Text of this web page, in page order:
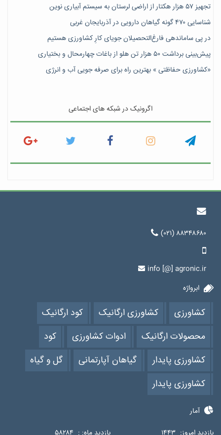
تجهیز ۵۷ هزار هکتار از اراضی لرستان به سیستم آبیاری نوین
شناسایی ۴۷٠ گونه گیاهان دارویی در آذربایجان غربی
در پی ساماندهی فارغ‌التحصیلان جویای کارِ کشاورزی هستیم
پیش‎‌بینی برداشت ۵۰ هزار تن هلو از باغات چهارمحال و بختیاری
«کشاورزی حفاظتی » بهترین راه برای صرفه جویی آب و انرژی
اگرونیک در شبکه های اجتماعی
(۰۲۱) ۸۸۳۴۸۶۸۰
info [@] agronic.ir
ابرواژه
کشاورزی کشاورزی ارگانیک
کود ارگانیک
محصولات ارگانیک
ادوات کشاورزی
کود
کشاورزی پایدار
گیاهان آپارتمانی
گل و گیاه
کشاورزی پایدار
آمار